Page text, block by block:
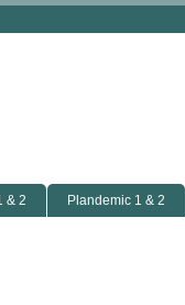
& 2 Plandemic 1 & 2